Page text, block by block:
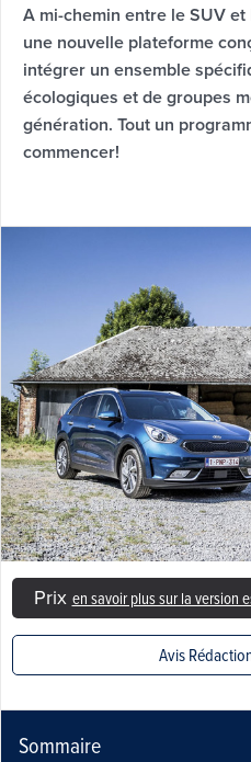
A mi-chemin entre le SUV
une nouvelle plateforme
intégrer un ensemble
écologiques et de groupes
génération. Tout un
commencer!
Prix en savoir plus sur la version
Avis
Sommaire